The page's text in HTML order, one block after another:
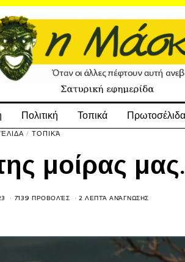
Πολιτική Τοπικά Πρωτοσέλιδα
/ ΤΟΠΙΚΆ
μοίρας
7139 ΠΡΟΒΟΛΈΣ 2 ΛΕΠΤΆ ΑΝΆΓΝΩΣΗΣ